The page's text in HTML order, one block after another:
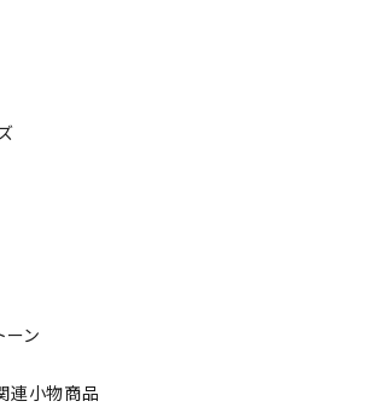
ーン
連小物商品